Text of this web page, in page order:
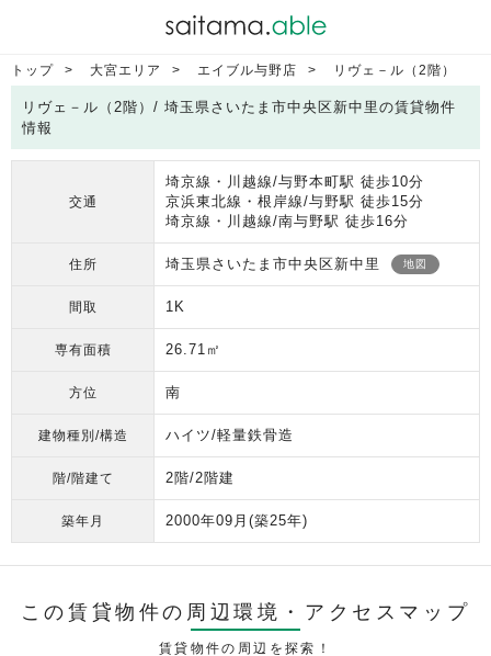
トップ 大宮エリア エイブル与野店 リヴェ－ル（2階）
リヴェ－ル（2階）/ 埼玉県さいたま市中央区新中里の賃貸物件
情報
交通
埼京線・川越線/与野本町駅 徒歩10分
京浜東北線・根岸線/与野駅 徒歩15分
埼京線・川越線/南与野駅 徒歩16分
住所 埼玉県さいたま市中央区新中里 地図
間取 1K
専有面積 26.71㎡
方位 南
建物種別/構造 ハイツ/軽量鉄骨造
階/階建て 2階/2階建
築年月 2000年09月 (築25年)
この賃貸物件の周辺環境・ アクセスマップ
賃貸物件の周辺を探索！